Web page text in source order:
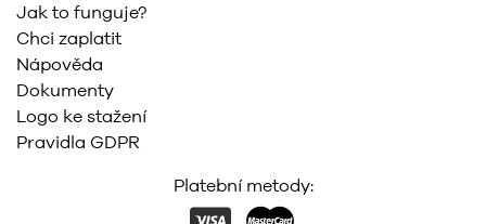
Jak to funguje?
Chci zaplatit
Nápověda
Dokumenty
Logo ke stažení
Pravidla GDPR
Platební metody: